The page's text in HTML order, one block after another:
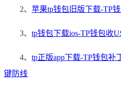
2、 苹果tp钱包旧版下载-TP
3、 tp钱包下载ios-TP钱包收
4、 tp正版app下载-TP钱包补
键防线